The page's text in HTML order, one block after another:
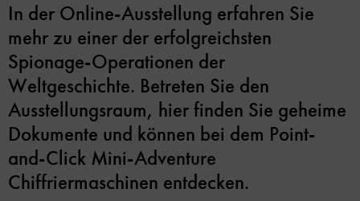
In der Online-Ausstellung erfahren Sie
mehr zu einer der erfolgreichsten
Spionage-Operationen der
Weltgeschichte. Betreten Sie den
Ausstellungsraum, hier finden Sie geheime
Dokumente und können bei dem Point-
and-Click Mini-Adventure
Chiffriermaschinen entdecken.